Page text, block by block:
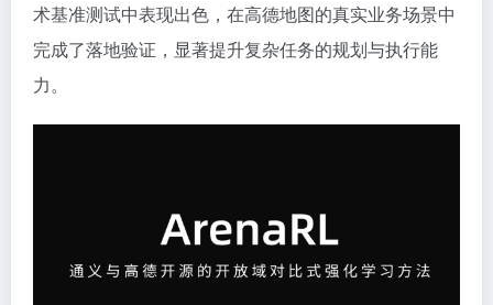
术基准测试中表现出色，在高德地图的真实业务场景中
完成了落地验证，显著提升复杂任务的规划与执行能
力。